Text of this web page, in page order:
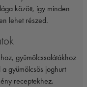
között, így minden
lehet részed.
gyümölcssalátákhoz
gyümölcsös joghurt
receptekhez.